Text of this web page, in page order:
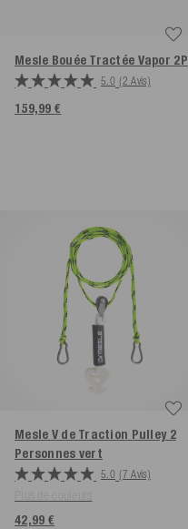
Mesle Bouée Tractée Vapor 2P
5.0 (2 Avis)
159,99 €
Mesle V de Traction Pulley 2
Personnes vert
5.0 (7 Avis)
42,99 €